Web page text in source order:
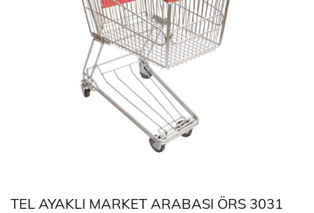
TEL AYAKLI MARKET ARABASI ÖRS 3031